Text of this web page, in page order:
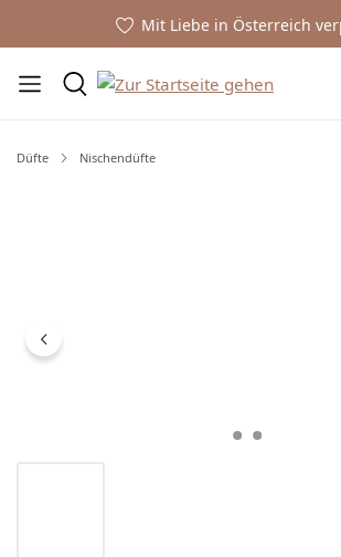
Mit Liebe in Österreich
Düfte Nischendüfte